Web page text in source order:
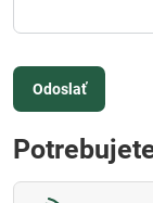
Odoslať